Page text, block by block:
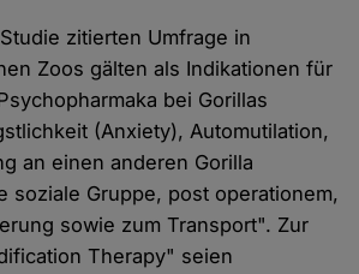
zitierten Umfrage in
Zoos gälten als Indikationen für
bei Gorillas
(Anxiety), Automutilation,
an einen anderen Gorilla
soziale Gruppe, post operationem,
sowie zum Transport". Zur
Therapy" seien